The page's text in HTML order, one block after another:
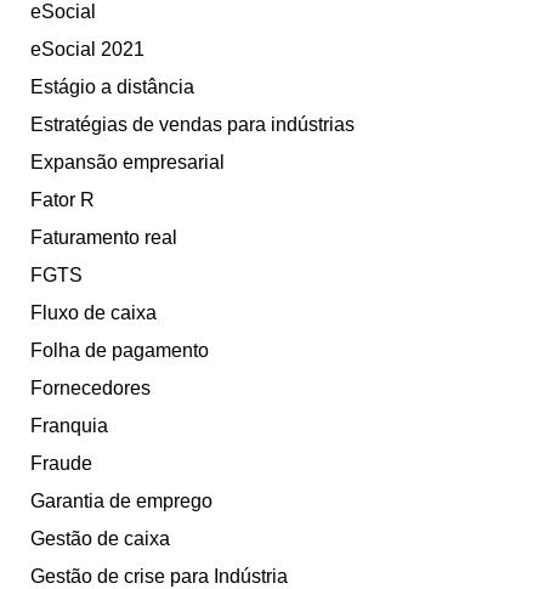
eSocial
eSocial 2021
Estágio a distância
Estratégias de vendas para indústrias
Expansão empresarial
Fator R
Faturamento real
FGTS
Fluxo de caixa
Folha de pagamento
Fornecedores
Franquia
Fraude
Garantia de emprego
Gestão de caixa
Gestão de crise para Indústria